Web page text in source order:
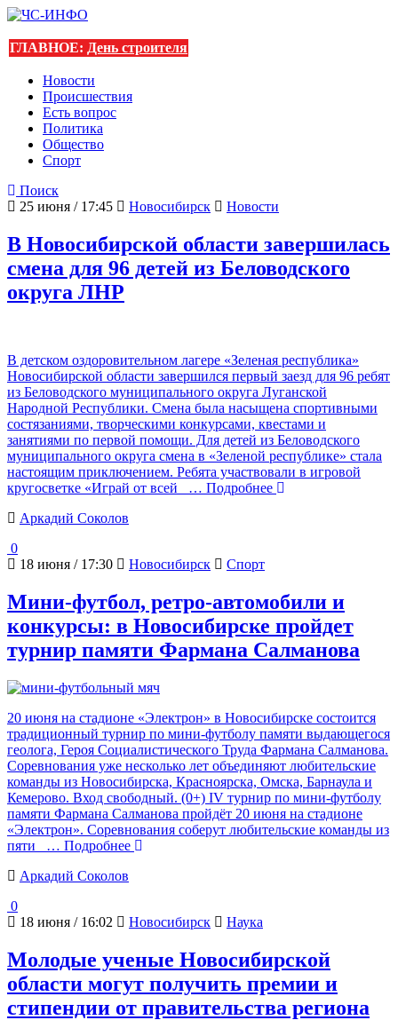
ГЛАВНОЕ: День строителя
Новости
Происшествия
Есть вопрос
Политика
Общество
Спорт
Поиск
25 июня / 17:45
Новосибирск Новости
В Новосибирской области завершилась
смена для 96 детей из Беловодского
округа ЛНР
В детском оздоровительном лагере «Зеленая республика»
Новосибирской области завершился первый заезд для 96 ребят
из Беловодского муниципального округа Луганской
Народной Республики. Смена была насыщена спортивными
состязаниями, творческими конкурсами, квестами и
занятиями по первой помощи. Для детей из Беловодского
муниципального округа смена в «Зеленой республике» стала
настоящим приключением. Ребята участвовали в игровой
кругосветке «Играй от всей
… Подробнее
Аркадий Соколов
0
18 июня / 17:30
Новосибирск Спорт
Мини-футбол, ретро-автомобили и
конкурсы: в Новосибирске пройдет
турнир памяти Фармана Салманова
20 июня на стадионе «Электрон» в Новосибирске состоится
традиционный турнир по мини-футболу памяти выдающегося
геолога, Героя Социалистического Труда Фармана Салманова.
Соревнования уже несколько лет объединяют любительские
команды из Новосибирска, Красноярска, Омска, Барнаула и
Кемерово. Вход свободный. (0+) IV турнир по мини-футболу
памяти Фармана Салманова пройдёт 20 июня на стадионе
«Электрон». Соревнования соберут любительские команды из
пяти
… Подробнее
Аркадий Соколов
0
18 июня / 16:02
Новосибирск Наука
Молодые ученые Новосибирской
области могут получить премии и
стипендии от правительства региона